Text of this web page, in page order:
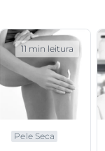
Pele Seca
11 min leitura